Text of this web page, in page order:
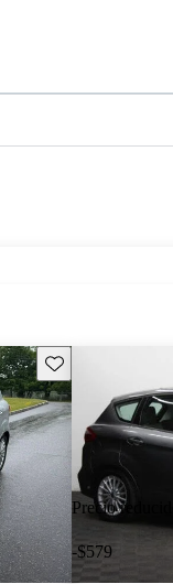
Guarda este Aviso
Precio reducido
-$579